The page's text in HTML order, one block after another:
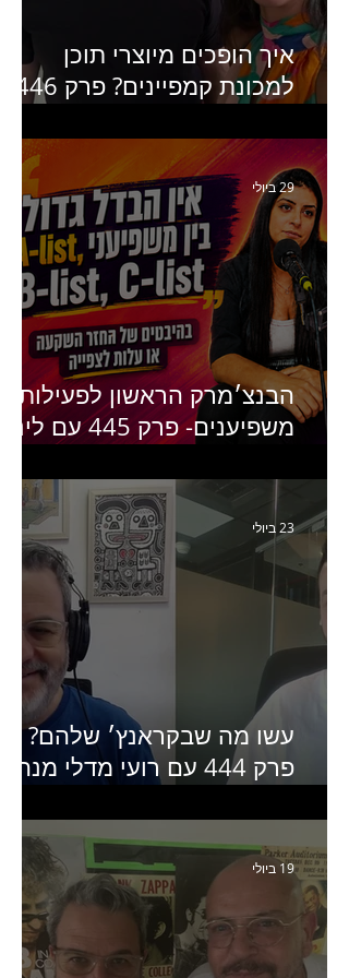
איך הופכים מיוצרי תוכן
למכונת קמפיינים? פרק 446
ומנהלת לשעבר של קהילת
היוצרים של טיקטוק
הבנצ׳מרק הראשון לפעילות
משפיענים- פרק 445 עם לינוי
Humanz ישראל
29 ביולי
עשו מה שבקראנץ׳ שלהם?
פרק 444 עם רועי מדלי מנהל
האחרון של קראנץ׳
23 ביולי
19 ביולי